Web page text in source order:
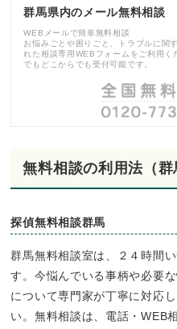
群馬県内のメール無料相談
WEBメールで簡単無料相談
お悩みごとや困りごと、トラブルに関
れた相談専用WEBフォームをご利用く
でもどこからでも受付可能です。
無料相談の利用法（群
探偵無料相談群馬
群馬無料相談室は、２４時間
す。今悩んでいる事柄や必要
について専門家が丁寧に対応
い。無料相談は、電話・WEB